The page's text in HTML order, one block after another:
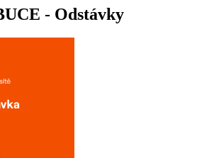
- Odstávky